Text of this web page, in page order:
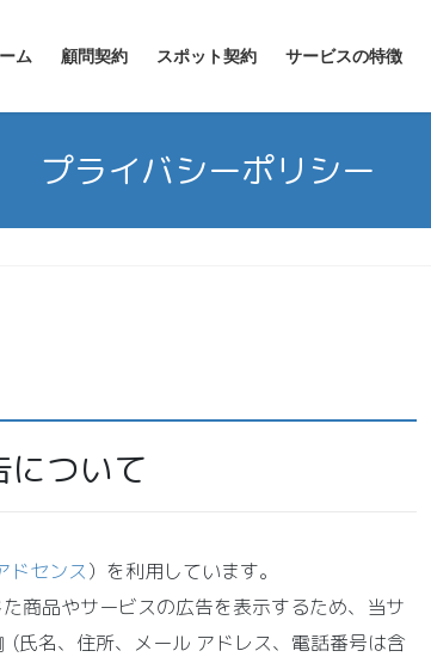
ム 顧問契約 スポット契約 サービスの特徴
プライバシーポリシー
について
ドセンス）を利用しています。
商品やサービスの広告を表示するため、当サ
氏名、住所、メール アドレス、電話番号は含